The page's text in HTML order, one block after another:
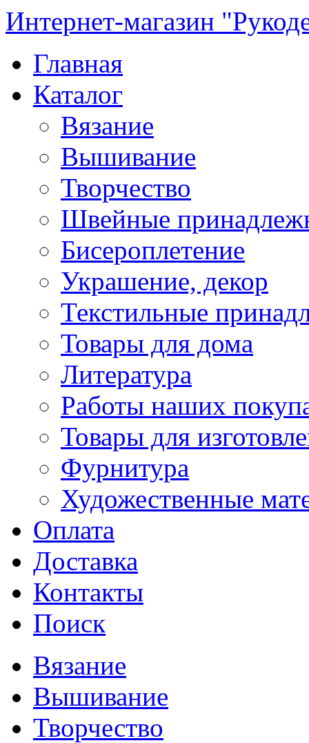
Интернет-магазин
Главная
Каталог
Вязание
Вышивание
Творчество
Швейные
Бисероплетение
Украшение, декор
Текстильные
Товары для дома
Литература
Работы наших
Товары для
Фурнитура
Художественные
Оплата
Доставка
Контакты
Поиск
Вязание
Вышивание
Творчество